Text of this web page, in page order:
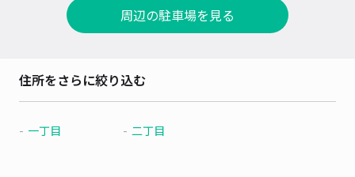
周辺の駐車場を見る
住所をさらに絞り込む
一丁目 二丁目